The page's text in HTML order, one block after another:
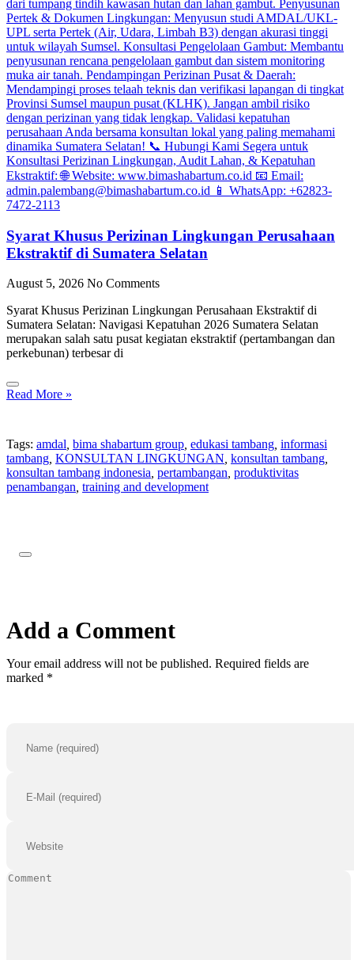
Syarat Khusus Perizinan Lingkungan Perusahaan
Ekstraktif di Sumatera Selatan
August 5, 2026 No Comments
Syarat Khusus Perizinan Lingkungan Perusahaan Ekstraktif di
Sumatera Selatan: Navigasi Kepatuhan 2026 Sumatera Selatan
merupakan salah satu pusat kegiatan ekstraktif (pertambangan dan
perkebunan) terbesar di
Read More »
Tags: amdal bima shabartum group edukasi tambang informasi
tambang KONSULTAN LINGKUNGAN konsultan tambang
konsultan tambang indonesia pertambangan produktivitas
penambangan training and development
Add a Comment
Your email address will not be published. Required fields are
marked *